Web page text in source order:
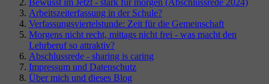
Bewusst im Jetzt - stark für morgen (Abschlussrede 2024)
Arbeitszeiterfassung in der Schule?
Verfassungsviertelstunde: Zeit für die Gemeinschaft
Morgens nicht recht, mittags nicht frei - was macht den
Lehrberuf so attraktiv?
Abschlussrede - sharing is caring
Impressum und Datenschutz
Über mich und dieses Blog